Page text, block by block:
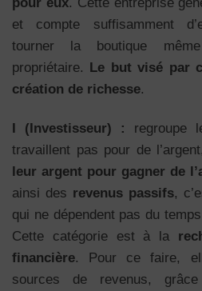
et compte suffisamment
tourner la boutique
propriétaire. Le but visé par
création de richesse.
I (Investisseur) : regroupe
travaillent pas pour de
leur argent pour gagner de
ainsi des revenus passifs,
qui ne dépendent pas du
Cette catégorie est à la
financière. Pour ce faire,
sources de revenus,